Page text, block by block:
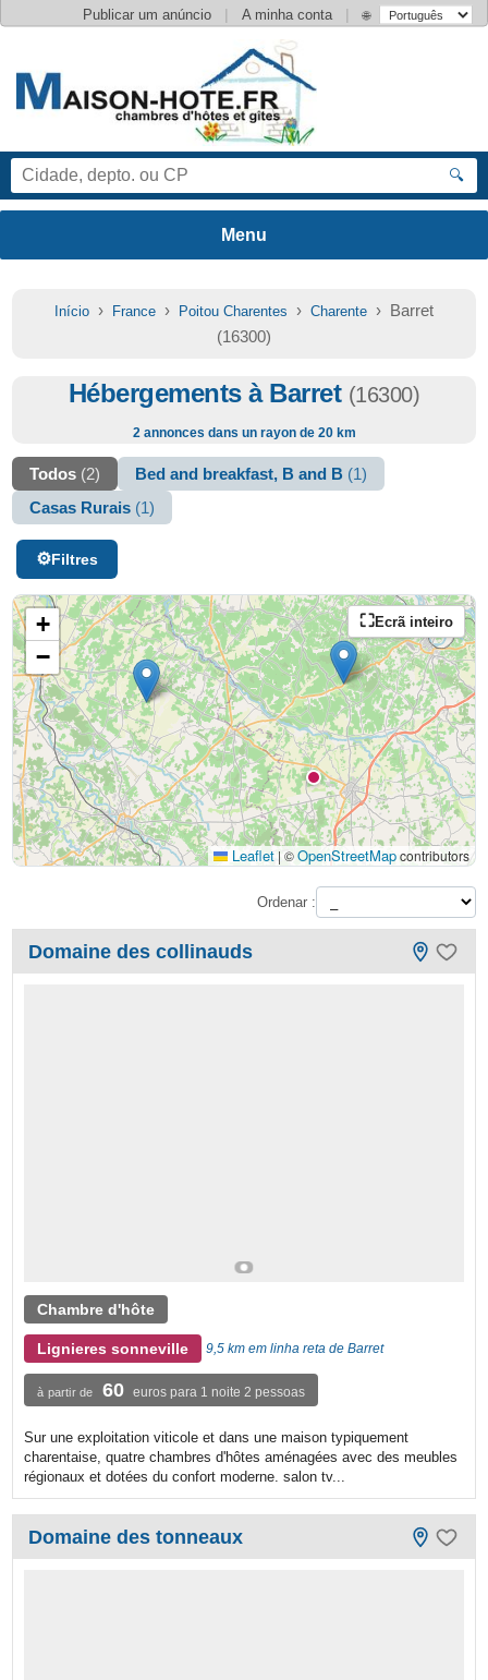
Publicar um anúncio | A minha conta | 🌐
🔍
Início › France › Poitou Charentes › Charente › Barret
(16300)
Hébergements à Barret (16300)
2 annonces dans un rayon de 20 km
Todos (2) Bed and breakfast, B and B (1)
Casas Rurais (1)
Filtres
Ecrã inteiro
+
−
Leaflet | ©OpenStreetMapcontributors
Ordenar :
Domaine des collinauds
Chambre d'hôte
Lignieres sonneville 9,5 km em linha reta de Barret
à partir de 60 euros para 1 noite 2 pessoas
Sur une exploitation viticole et dans une maison typiquement
charentaise, quatre chambres d'hôtes aménagées avec des meubles
régionaux et dotées du confort moderne. salon tv...
Domaine des tonneaux